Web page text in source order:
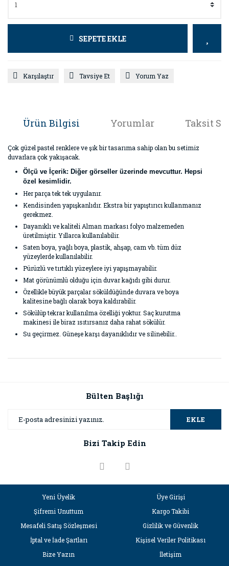
SEPETE EKLE
Karşılaştır Tavsiye Et Yorum Yaz
Ürün Bilgisi Yorumlar Taksit
Çok güzel pastel renklere ve şık bir tasarıma sahip olan bu setimiz
duvarlara çok yakışacak.
Ölçü ve İçerik: Diğer görseller üzerinde mevcuttur. Hepsi
özel kesimlidir.
Her parça tek tek uygulanır.
Kendisinden yapışkanlıdır. Ekstra bir yapıştırıcı kullanmanız
gerekmez.
Dayanıklı ve kaliteli Alman markası folyo malzemeden
üretilmiştir. Yıllarca kullanılabilir.
Saten boya, yağlı boya, plastik, ahşap, cam vb. tüm düz
yüzeylerde kullanılabilir.
Pürüzlü ve tırtıklı yüzeylere iyi yapışmayabilir.
Mat görünümlü olduğu için duvar kağıdı gibi durur.
Özellikle büyük parçalar söküldüğünde duvara ve boya
kalitesine bağlı olarak boya kaldırabilir.
Sökülüp tekrar kullanılma özelliği yoktur. Saç kurutma
makinesi ile biraz ısıtırsanız daha rahat sökülür.
Su geçirmez. Güneşe karşı dayanıklıdır ve silinebilir..
Görüş ve önerileriniz için teşekkür ederiz.
Ürün resmi kalitesiz, bozuk veya görüntülenemiyor.
Ürün bilgilerinde hatalar bulunuyor.
Bülten Başlığı
EKLE
Bizi Takip Edin
Yeni Üyelik
Üye Girişi
Şifremi Unuttum
Kargo Takibi
Mesafeli Satış Sözleşmesi
Gizlilik ve Güvenlik
İptal ve İade Şartları
Kişisel Veriler Politikası
Bize Yazın
İletişim